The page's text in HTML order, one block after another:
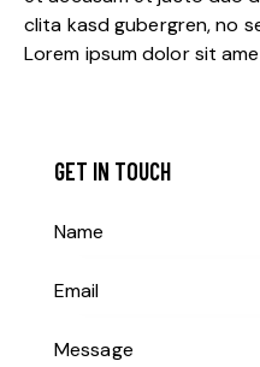
clita kasd gubergren, no
Lorem ipsum dolor sit
GET IN TOUCH